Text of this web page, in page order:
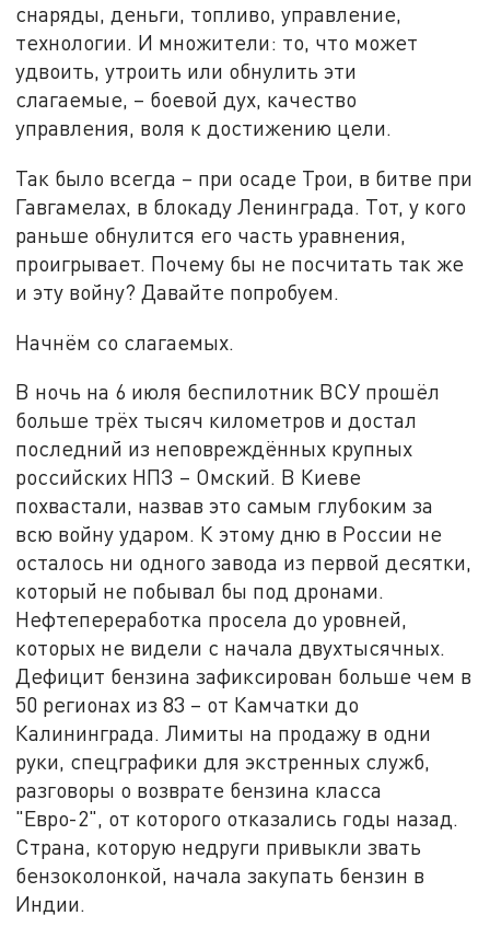
снаряды, деньги, топливо, управление,
технологии. И множители: то, что может
удвоить, утроить или обнулить эти
слагаемые, – боевой дух, качество
управления, воля к достижению цели.
Так было всегда – при осаде Трои, в битве при
Гавгамелах, в блокаду Ленинграда. Тот, у кого
раньше обнулится его часть уравнения,
проигрывает. Почему бы не посчитать так же
и эту войну? Давайте попробуем.
Начнём со слагаемых.
В ночь на 6 июля беспилотник ВСУ прошёл
больше трёх тысяч километров и достал
последний из неповреждённых крупных
российских НПЗ – Омский. В Киеве
похвастали, назвав это самым глубоким за
всю войну ударом. К этому дню в России не
осталось ни одного завода из первой десятки,
который не побывал бы под дронами.
Нефтепереработка просела до уровней,
которых не видели с начала двухтысячных.
Дефицит бензина зафиксирован больше чем в
50 регионах из 83 – от Камчатки до
Калининграда. Лимиты на продажу в одни
руки, спецграфики для экстренных служб,
разговоры о возврате бензина класса
"Евро-2", от которого отказались годы назад.
Страна, которую недруги привыкли звать
бензоколонкой, начала закупать бензин в
Индии.